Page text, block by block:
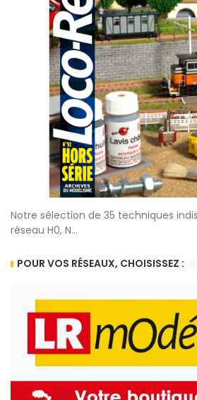
Notre sélection de 35 techniques
réseau H0, N...
POUR VOS RÉSEAUX, CHOISISSEZ :